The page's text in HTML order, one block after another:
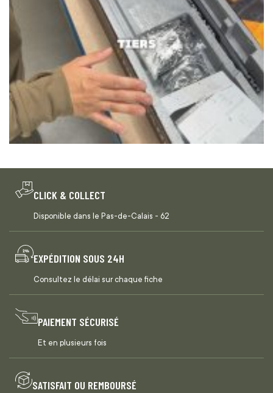
CLICK & COLLECT
Disponible dans le Pas-de-Calais - 62
EXPÉDITION SOUS 24H
Consultez le délai sur chaque fiche
PAIEMENT SÉCURISÉ
Et en plusieurs fois
SATISFAIT OU REMBOURSÉ